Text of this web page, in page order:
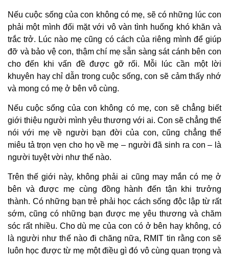
Nếu cuộc sống của con không có mẹ, sẽ có những lúc con
phải một mình đối mặt với vô vàn tình huống khó khăn và
trắc trở. Lúc nào mẹ cũng có cách của riêng mình để giúp
đỡ và bảo vệ con, thậm chí mẹ sẵn sàng sát cánh bên con
cho đến khi vấn đề được gỡ rối. Mỗi lúc cần một lời
khuyên hay chỉ dẫn trong cuộc sống, con sẽ cảm thấy nhớ
và mong có mẹ ở bên vô cùng.
Nếu cuộc sống của con không có mẹ, con sẽ chẳng biết
giới thiệu người mình yêu thương với ai. Con sẽ chẳng thể
nói với mẹ về người bạn đời của con, cũng chẳng thể
miêu tả trọn vẹn cho họ về mẹ – người đã sinh ra con – là
người tuyệt vời như thế nào.
Trên thế giới này, không phải ai cũng may mắn có mẹ ở
bên và được mẹ cùng đồng hành đến tận khi trưởng
thành. Có những bạn trẻ phải học cách sống độc lập từ rất
sớm, cũng có những bạn được mẹ yêu thương và chăm
sóc rất nhiều. Cho dù mẹ của con có ở bên hay không, có
là người như thế nào đi chăng nữa, RMIT tin rằng con sẽ
luôn học được từ mẹ một điều gì đó vô cùng quan trọng và